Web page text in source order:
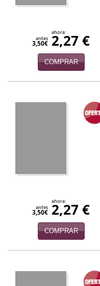
Historia
Infantil y juvenil. Nuevo!!
Mafia y espionaje
Matemáticas
antes
3,50€
ahora:
2,27 €
COMPRAR
antes
3,50€
ahora:
2,27 €
COMPRAR